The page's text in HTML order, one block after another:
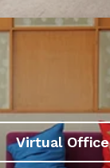
Virtual Office